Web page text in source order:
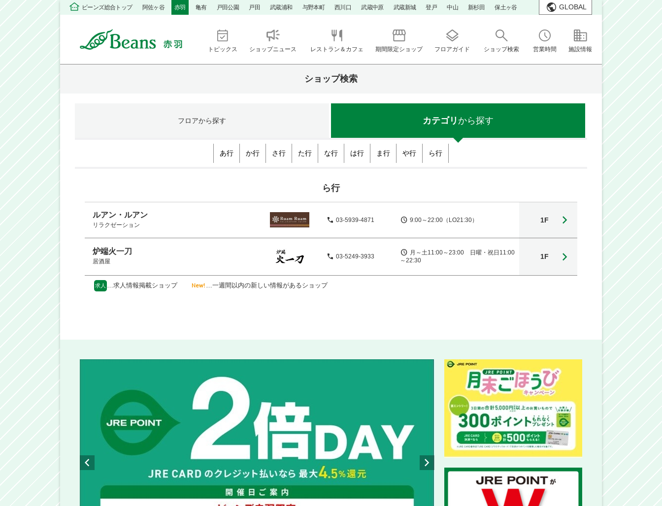
ビーンズ総合トップ 阿佐ヶ谷 赤羽 亀有 戸田公園 戸田 武蔵浦和 与野本町 西川口 武蔵中原 武蔵新城 登戸 中山 新杉田 保土ヶ谷 GLOBAL
トピックス ショップニュース レストラン＆カフェ 期間限定ショップ フロアガイド ショップ検索 営業時間 施設情報
ショップ検索
フロアから探す カテゴリ から探す
あ行 か行 さ行 た行 な行 は行 ま行 や行 ら行
ら行
ルアン・ルアン
リラクゼーション
03-5939-4871 9:00～22:00（LO21:30） 1F
炉端火一刀
居酒屋
03-5249-3933
月～土11:00～23:00 日曜・祝日11:00
～22:30
1F
求人 …求人情報掲載ショップ New! …一週間以内の新しい情報があるショップ